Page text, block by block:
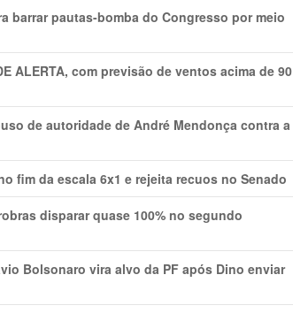
barrar pautas-bomba do Congresso por meio
ALERTA, com previsão de ventos acima de 90
de autoridade de André Mendonça contra a
fim da escala 6x1 e rejeita recuos no Senado
disparar quase 100% no segundo
Bolsonaro vira alvo da PF após Dino enviar